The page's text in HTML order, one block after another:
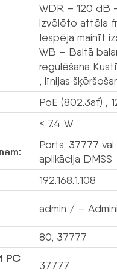
WDR – 120 dB
izvēlēto attēla
Iespēja mainīt
WB – Baltā
regulēšana
, līnijas
PoE (802.3af) ,
< 7.4 W
Ports: 37777
aplikācija DMSS
192.168.1.108
admin / –
80, 37777
PC
37777